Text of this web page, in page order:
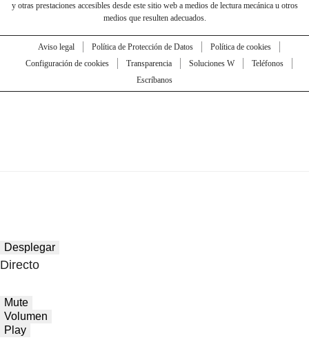
y otras prestaciones accesibles desde este sitio web a medios de lectura mecánica u otros
medios que resulten adecuados.
Aviso legal Política de Protección de Datos
Política de cookies
Configuración de cookies
Transparencia Soluciones W
Teléfonos
Escríbanos
Desplegar
Directo
Mute
Volumen
Play